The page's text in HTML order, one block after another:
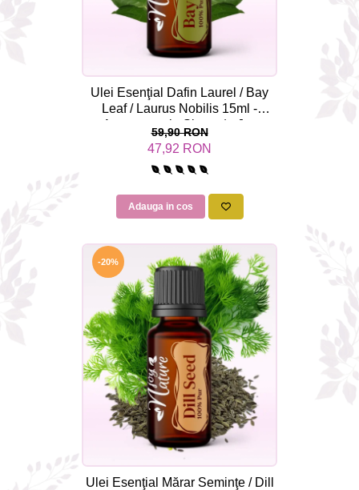
Ulei Esenţial Dafin Laurel / Bay
Leaf / Laurus Nobilis 15ml -
Aromaterapie Sigura | nJoy
Nature
59,90 RON
47,92 RON
Adauga in cos
-20%
Ulei Esenţial Mărar Seminţe / Dill